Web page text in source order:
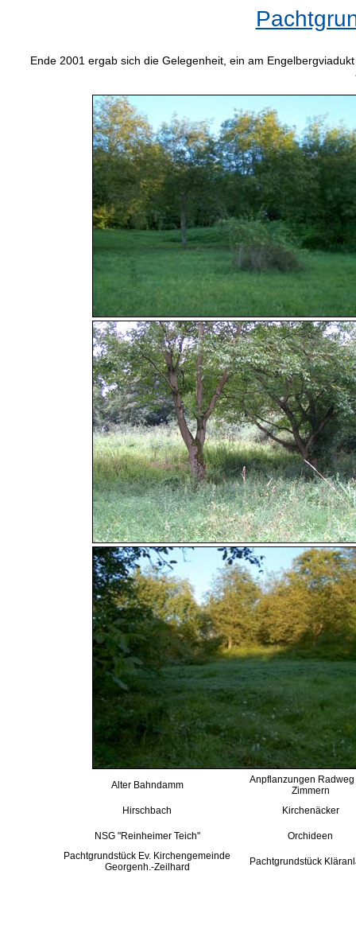
Ende 2001 ergab sich die Gelegenheit, ein am
Alter Bahndamm
Anpflanzungen Radweg
Zimmern
Hirschbach
Kirchenäcker
NSG "Reinheimer Teich"
Orchideen
Pachtgrundstück Ev. Kirchengemeinde
Georgenh.-Zeilhard
Pachtgrundstück